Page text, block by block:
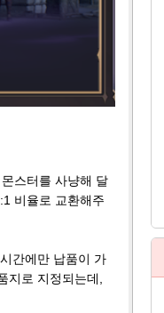
스터를 사냥해 달
비율로 교환해주
간에만 납품이 가
지로 지정되는데,